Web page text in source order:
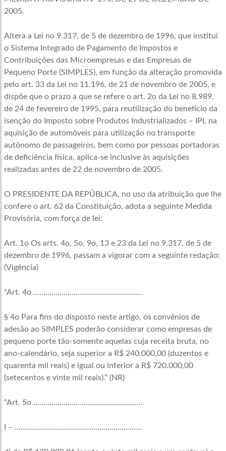
2005.
Altera a Lei no 9.317, de 5 de dezembro de 1996, que institui
o Sistema Integrado de Pagamento de Impostos e
Contribuições das Microempresas e das Empresas de
Pequeno Porte (SIMPLES), em função da alteração promovida
pelo art. 33 da Lei no 11.196, de 21 de novembro de 2005, e
dispõe que o prazo a que se refere o art. 2o da Lei no 8.989,
de 24 de fevereiro de 1995, para reutilização do benefício da
isenção do Imposto sobre Produtos Industrializados – IPI, na
aquisição de automóveis para utilização no transporte
autônomo de passageiros, bem como por pessoas portadoras
de deficiência física, aplica-se inclusive às aquisições
realizadas antes de 22 de novembro de 2005.
O PRESIDENTE DA REPÚBLICA, no uso da atribuição que lhe
confere o art. 62 da Constituição, adota a seguinte Medida
Provisória, com força de lei:
Art. 1o Os arts. 4o, 5o, 9o, 13 e 23 da Lei no 9.317, de 5 de
dezembro de 1996, passam a vigorar com a seguinte redação:
(Vigência)
“Art. 4o ………………………………………………
§ 4o Para fins do disposto neste artigo, os convênios de
adesão ao SIMPLES poderão considerar como empresas de
pequeno porte tão-somente aquelas cuja receita bruta, no
ano-calendário, seja superior a R$ 240.000,00 (duzentos e
quarenta mil reais) e igual ou inferior a R$ 720.000,00
(setecentos e vinte mil reais).” (NR)
“Art. 5o ………………………………………………
I – ………………………………………………………